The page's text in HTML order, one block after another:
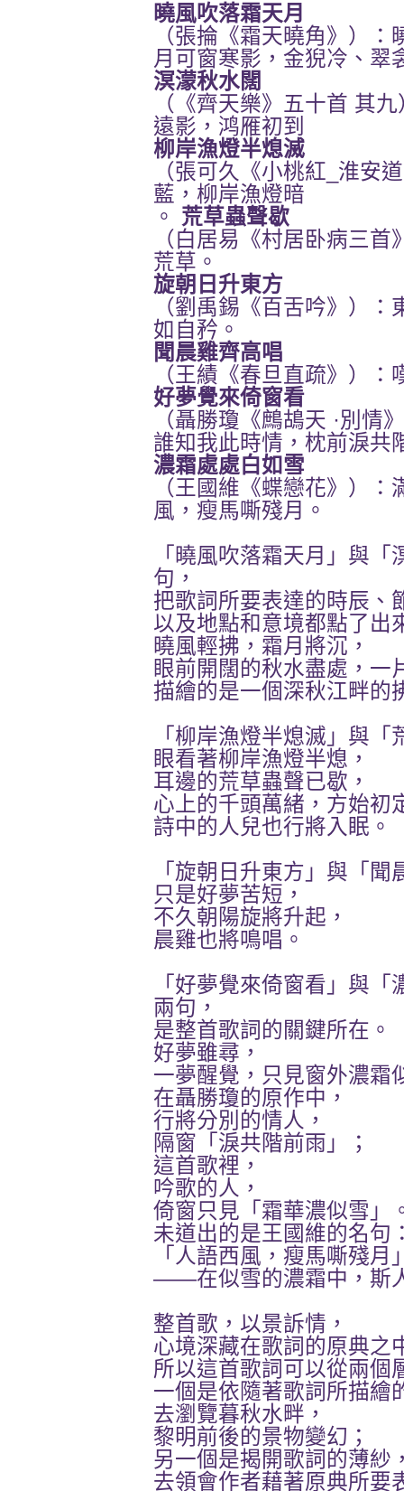
曉風吹落霜天月
（張掄《霜天曉角》）
月可窗寒影，金猊冷、翠
溟濛秋水闊
（《齊天樂》五十首 其
遠影，鸿雁初到
柳岸漁燈半熄滅
（張可久《小桃紅_淮安
藍，柳岸漁燈暗
。 荒草蟲聲歇
（白居易《村居卧病三
荒草。
旋朝日升東方
（劉禹錫《百舌吟》）
如自矜。
聞晨雞齊高唱
（王績《春旦直疏》）
好夢覺來倚窗看
（聶勝瓊《鷓鴣天 ·別情
誰知我此時情，枕前淚共
濃霜處處白如雪
（王國維《蝶戀花》）
風，瘦馬嘶殘月。
「曉風吹落霜天月」 與
句，
把歌詞所要表達的時辰、
以及地點和意境都點了出
曉風輕拂，霜月將沉，
眼前開闊的秋水盡處，一
描繪的是一個深秋江畔的
「柳岸漁燈半熄滅」 與
眼看著柳岸漁燈半熄，
耳邊的荒草蟲聲已歇，
心上的千頭萬緒，方始初
詩中的人兒也行將入眠。
「旋朝日升東方」 與 「
只是好夢苦短，
不久朝陽旋將升起，
晨雞也將鳴唱。
「好夢覺來倚窗看」 與
兩句，
是整首歌詞的關鍵所在。
好夢雖尋，
一夢醒覺，只見窗外濃霜
在聶勝瓊的原作中，
行將分別的情人，
隔窗「淚共階前雨」；
這首歌裡，
吟歌的人，
倚窗只見「霜華濃似雪」
未道出的是王國維的名句
「人語西風，瘦馬嘶殘月
——在似雪的濃霜中，斯
整首歌，以景訴情，
心境深藏在歌詞的原典之
所以這首歌詞可以從兩個
一個是依隨著歌詞所描繪
去瀏覽暮秋水畔，
黎明前後的景物變幻；
另一個是揭開歌詞的薄紗
去領會作者藉著原典所要